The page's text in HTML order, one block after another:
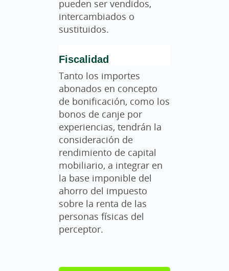
pueden ser vendidos,
intercambiados o
sustituidos.
Fiscalidad
Tanto los importes
abonados en concepto
de bonificación, como los
bonos de canje por
experiencias, tendrán la
consideración de
rendimiento de capital
mobiliario, a integrar en
la base imponible del
ahorro del impuesto
sobre la renta de las
personas físicas del
perceptor.